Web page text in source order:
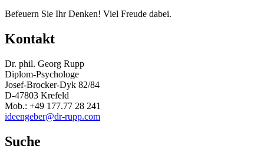
Befeuern Sie Ihr Denken! Viel Freude dabei.
Kontakt
Dr. phil. Georg Rupp
Diplom-Psychologe
Josef-Brocker-Dyk 82/84
D-47803 Krefeld
Mob.: +49 177.77 28 241
ideengeber@dr-rupp.com
Suche